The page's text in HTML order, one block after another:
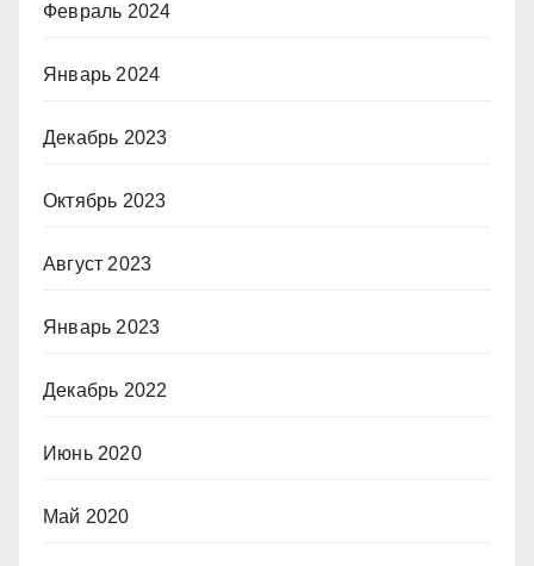
Февраль 2024
Январь 2024
Декабрь 2023
Октябрь 2023
Август 2023
Январь 2023
Декабрь 2022
Июнь 2020
Май 2020